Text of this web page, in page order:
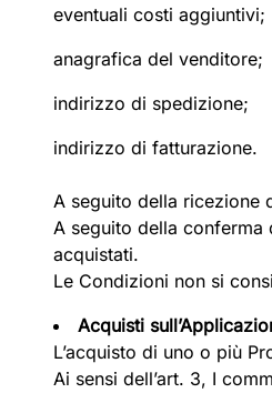
eventuali costi aggiuntivi;
anagrafica del venditore;
indirizzo di spedizione;
indirizzo di fatturazione.
A seguito della ricezione
A seguito della conferma
acquistati.
Le Condizioni non si
Acquisti
L’acquisto di uno o più
Ai sensi dell’art. 3, I